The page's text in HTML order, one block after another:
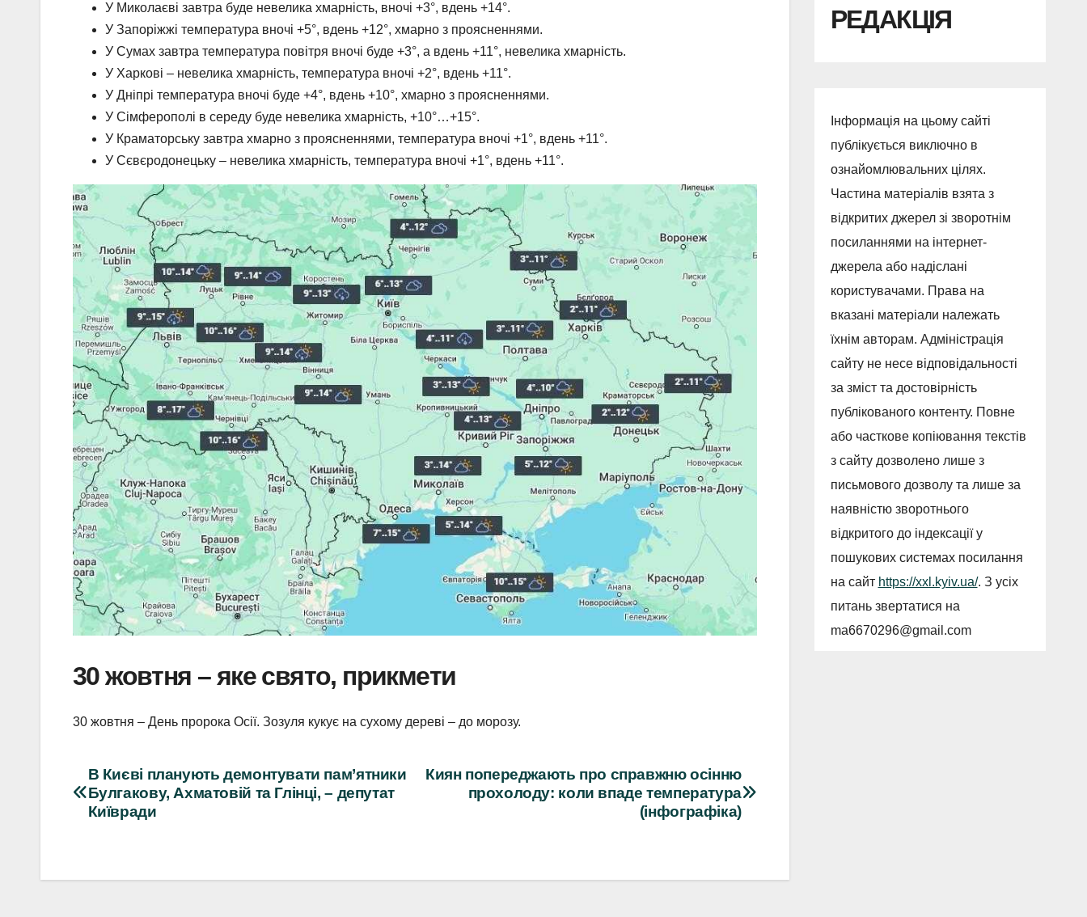
У Миколаєві завтра буде невелика хмарність, вночі +3°, вдень +14°.
У Запоріжжі температура вночі +5°, вдень +12°, хмарно з проясненнями.
У Сумах завтра температура повітря вночі буде +3°, а вдень +11°, невелика хмарність.
У Харкові – невелика хмарність, температура вночі +2°, вдень +11°.
У Дніпрі температура вночі буде +4°, вдень +10°, хмарно з проясненнями.
У Сімферополі в середу буде невелика хмарність, +10°…+15°.
У Краматорську завтра хмарно з проясненнями, температура вночі +1°, вдень +11°.
У Сєвєродонецьку – невелика хмарність, температура вночі +1°, вдень +11°.
30 жовтня – яке свято, прикмети
30 жовтня – День пророка Осії. Зозуля кукує на сухому дереві – до морозу.
Навігація
записів
Киян попереджають про справжню осінню
прохолоду: коли впаде температура
(інфографіка)
В Києві планують демонтувати пам’ятники
Булгакову, Ахматовій та Глінці, – депутат
Київради
РЕДАКЦІЯ
Інформація на цьому сайті
публікується виключно в
ознайомлювальних цілях.
Частина матеріалів взята з
відкритих джерел зі зворотнім
посиланнями на інтернет-
джерела або надіслані
користувачами. Права на
вказані матеріали належать
їхнім авторам. Адміністрація
сайту не несе відповідальності
за зміст та достовірність
публікованого контенту. Повне
або часткове копіювання текстів
з сайту дозволено лише з
письмового дозволу та лише за
наявністю зворотнього
відкритого до індексації у
пошукових системах посилання
на сайт https://xxl.kyiv.ua/. З усіх
питань звертатися на
ma6670296@gmail.com